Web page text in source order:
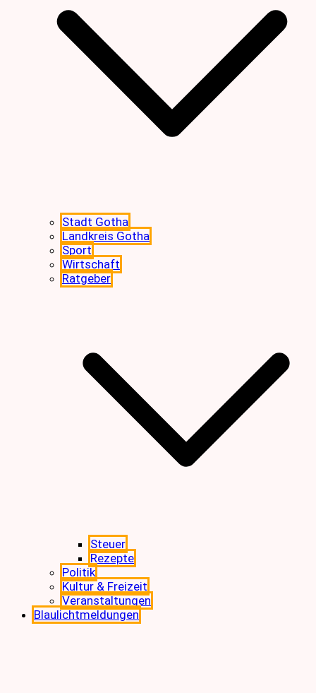
Stadt Gotha
Landkreis Gotha
Sport
Wirtschaft
Ratgeber
Steuer
Rezepte
Politik
Kultur & Freizeit
Veranstaltungen
Blaulichtmeldungen